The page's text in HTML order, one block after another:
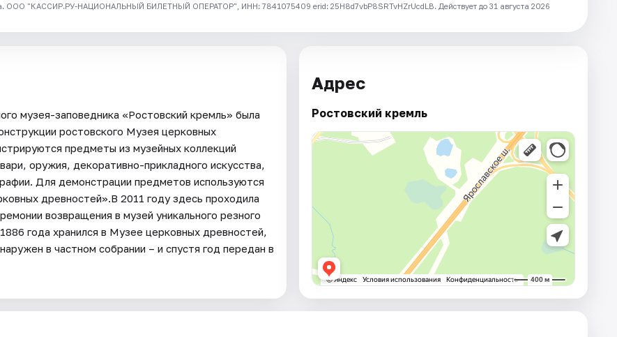
ООО "КАССИР.РУ-НАЦИОНАЛЬНЫЙ БИЛЕТНЫЙ ОПЕРАТОР", ИНН: 7841075409 erid: 25H8d7vbP8SRTvHZrUcdLB. Действует до 31 августа 2026
музея-заповедника «Ростовский кремль» была
ростовского Музея церковных
предметы из музейных коллекций
оружия, декоративно-прикладного искусства,
Для демонстрации предметов используются
древностей».В 2011 году здесь проходила
возвращения в музей уникального резного
года хранился в Музее церковных древностей,
в частном собрании – и спустя год передан в
Адрес
Ростовский кремль